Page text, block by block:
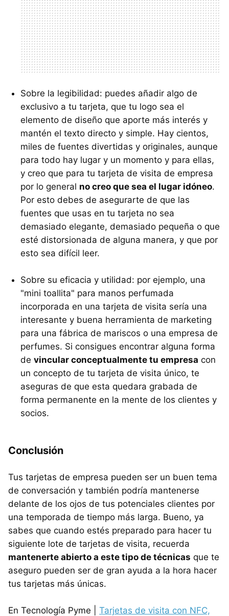
Sobre la legibilidad: puedes añadir algo de
exclusivo a tu tarjeta, que tu logo sea el
elemento de diseño que aporte más interés y
mantén el texto directo y simple. Hay cientos,
miles de fuentes divertidas y originales, aunque
para todo hay lugar y un momento y para ellas,
y creo que para tu tarjeta de visita de empresa
por lo general no creo que sea el lugar idóneo.
Por esto debes de asegurarte de que las
fuentes que usas en tu tarjeta no sea
demasiado elegante, demasiado pequeña o que
esté distorsionada de alguna manera, y que por
esto sea difícil leer.
Sobre su eficacia y utilidad: por ejemplo, una
"mini toallita" para manos perfumada
incorporada en una tarjeta de visita sería una
interesante y buena herramienta de marketing
para una fábrica de mariscos o una empresa de
perfumes. Si consigues encontrar alguna forma
de vincular conceptualmente tu empresa con
un concepto de tu tarjeta de visita único, te
aseguras de que esta quedara grabada de
forma permanente en la mente de los clientes y
socios.
Conclusión
Tus tarjetas de empresa pueden ser un buen tema
de conversación y también podría mantenerse
delante de los ojos de tus potenciales clientes por
una temporada de tiempo más larga. Bueno, ya
sabes que cuando estés preparado para hacer tu
siguiente lote de tarjetas de visita, recuerda
mantenerte abierto a este tipo de técnicas que te
aseguro pueden ser de gran ayuda a la hora hacer
tus tarjetas más únicas.
En Tecnología Pyme | Tarjetas de visita con NFC,